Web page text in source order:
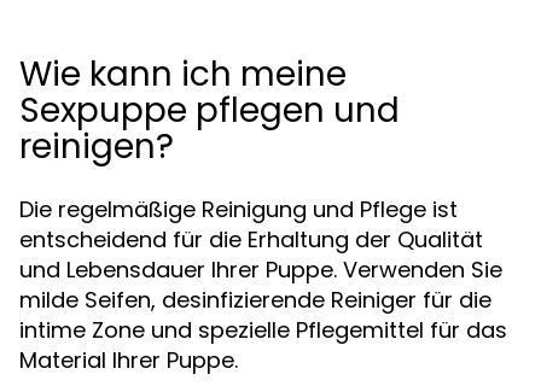
Wie kann ich meine
Sexpuppe pflegen und
reinigen?
Die regelmäßige Reinigung und Pflege ist
entscheidend für die Erhaltung der Qualität
und Lebensdauer Ihrer Puppe. Verwenden Sie
milde Seifen, desinfizierende Reiniger für die
intime Zone und spezielle Pflegemittel für das
Material Ihrer Puppe.